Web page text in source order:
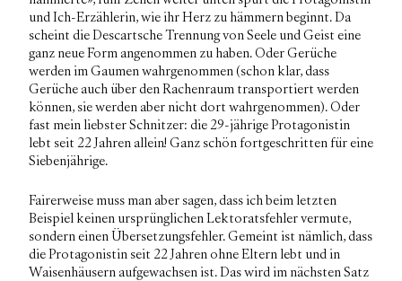
und Ich-Erzählerin, wie ihr Herz zu hämmern beginnt. Da
scheint die Descartsche Trennung von Seele und Geist eine
ganz neue Form angenommen zu haben. Oder Gerüche
werden im Gaumen wahrgenommen (schon klar, dass
Gerüche auch über den Rachenraum transportiert werden
können, sie werden aber nicht dort wahrgenommen). Oder
fast mein liebster Schnitzer: die 29-jährige Protagonistin
lebt seit 22 Jahren allein! Ganz schön fortgeschritten für eine
Siebenjährige.
Fairerweise muss man aber sagen, dass ich beim letzten
Beispiel keinen ursprünglichen Lektoratsfehler vermute,
sondern einen Übersetzungsfehler. Gemeint ist nämlich, dass
die Protagonistin seit 22 Jahren ohne Eltern lebt und in
Waisenhäusern aufgewachsen ist. Das wird im nächsten Satz